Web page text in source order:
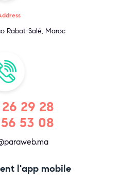
Rabat-Salé, Maroc
29 28
53 08
l'app mobile